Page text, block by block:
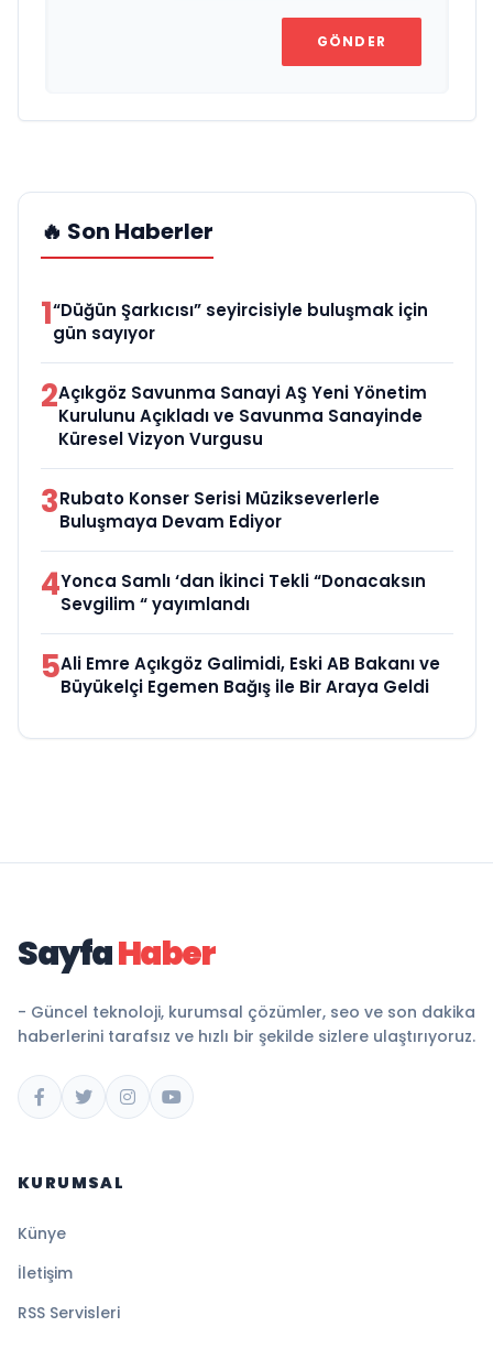
GÖNDER
🔥 Son Haberler
1“Düğün Şarkıcısı” seyircisiyle buluşmak için
gün sayıyor
2Açıkgöz Savunma Sanayi AŞ Yeni Yönetim
Kurulunu Açıkladı ve Savunma Sanayinde
Küresel Vizyon Vurgusu
3Rubato Konser Serisi Müzikseverlerle
Buluşmaya Devam Ediyor
4Yonca Samlı ‘dan İkinci Tekli “Donacaksın
Sevgilim “ yayımlandı
5Ali Emre Açıkgöz Galimidi, Eski AB Bakanı ve
Büyükelçi Egemen Bağış ile Bir Araya Geldi
SayfaHaber
- Güncel teknoloji, kurumsal çözümler, seo ve son dakika
haberlerini tarafsız ve hızlı bir şekilde sizlere ulaştırıyoruz.
KURUMSAL
Künye
İletişim
RSS Servisleri